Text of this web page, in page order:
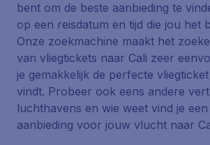
bent om de beste aanbieding te
op een reisdatum en tijd die jou het
Onze zoekmachine maakt het
van vliegtickets naar Cali zeer
je gemakkelijk de perfecte
vindt. Probeer ook eens andere
luchthavens en wie weet vind je
aanbieding voor jouw vlucht naar